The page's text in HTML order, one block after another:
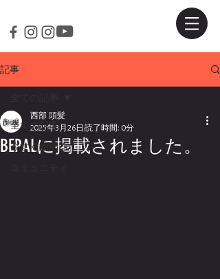
記事
全ての記事
今すぐ始める
BEPALに掲載されました。
西部 頭髪
2025年3月26日 読了時間: 0分